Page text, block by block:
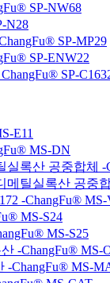
SP-NW68
N28
SP-MP29
SP-ENW22
SP-
E11
MS-DN
록산 공중합체 -
틸실록산 공중
-ChangFu® MS-
MS-S24
MS-S25
-ChangFu® MS-
-ChangFu® MS-